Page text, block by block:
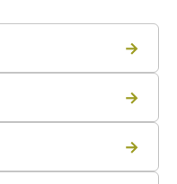
→
→
→